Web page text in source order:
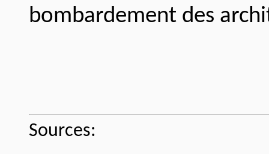
bombardement des
Sources: